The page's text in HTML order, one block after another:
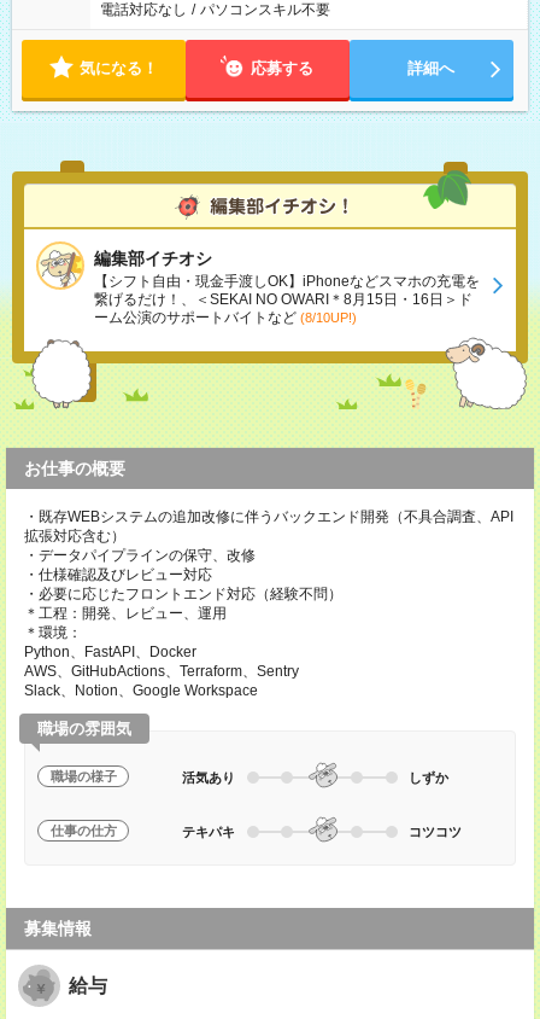
電話対応なし / パソコンスキル不要
気になる！ 応募する 詳細へ
編集部イチオシ
【シフト自由・現金手渡しOK】iPhoneなどスマホの充電を
繋げるだけ！、＜SEKAI NO OWARI＊8月15日・16日＞ド
ーム公演のサポートバイトなど (8/10UP!)
お仕事の概要
・既存WEBシステムの追加改修に伴うバックエンド開発（不具合調査、API
拡張対応含む）
・データパイプラインの保守、改修
・仕様確認及びレビュー対応
・必要に応じたフロントエンド対応（経験不問）
＊工程：開発、レビュー、運用
＊環境：
Python、FastAPI、Docker
AWS、GitHubActions、Terraform、Sentry
Slack、Notion、Google Workspace
職場の雰囲気
職場の様子 活気あり しずか
仕事の仕方 テキパキ コツコツ
募集情報
給与